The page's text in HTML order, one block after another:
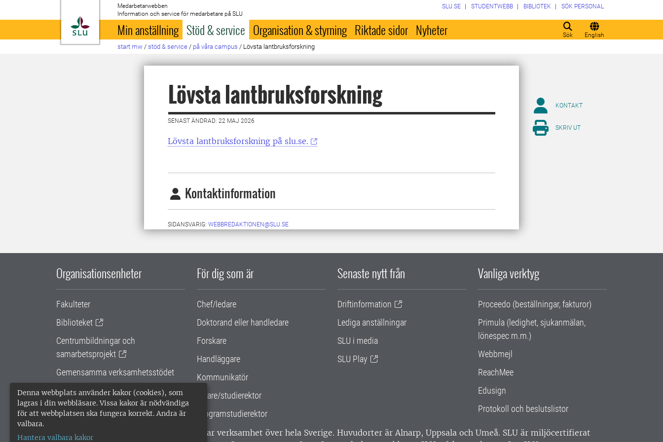
Denna webbplats använder kakor (cookies), som
lagras i din webbläsare. Vissa kakor är nödvändiga
för att webbplatsen ska fungera korrekt. Andra är
valbara.
Hantera valbara kakor
Till startsida
Medarbetarwebben
Information och service för medarbetare på SLU
Sök English
SLU.SE STUDENTWEBB BIBLIOTEK SÖK PERSONAL
Min anställning Stöd & service Organisation & styrning Riktade sidor Nyheter
start mw / stöd & service / på våra campus / Lövsta lantbruksforskning
Lövsta lantbruksforskning
SENAST ÄNDRAD: 22 MAJ 2026
Lövsta lantbruksforskning på slu.se.
Kontaktinformation
SIDANSVARIG: WEBBREDAKTIONEN@SLU.SE
KONTAKT
SKRIV UT
Organisationsenheter
Fakulteter
Biblioteket
Centrumbildningar och
samarbetsprojekt
Gemensamma verksamhetsstödet
SLU Holding
För dig som är
Chef/ledare
Doktorand eller handledare
Forskare
Handläggare
Kommunikatör
Lärare/studierektor
Programstudierektor
Senaste nytt från
Driftinformation
Lediga anställningar
SLU i media
SLU Play
Vanliga verktyg
Proceedo (beställningar, fakturor)
Primula (ledighet, sjukanmälan,
lönespec m.m.)
Webbmejl
ReachMee
Edusign
Protokoll och beslutslistor
SLU, Sveriges lantbruksuniversitet, har verksamhet över hela Sverige. Huvudorter är Alnarp, Uppsala och Umeå. SLU är miljöcertifierat